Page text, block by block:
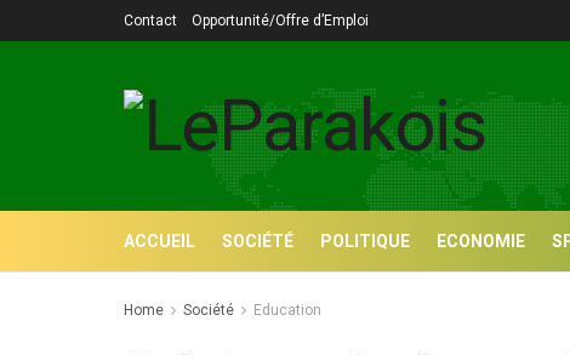
Contact Opportunité/Offre d’Emploi
ACCUEIL SOCIÉTÉ POLITIQUE ECONOMIE
Home Société Education